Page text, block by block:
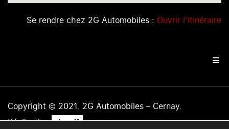
Se rendre chez 2G Automobiles : Ouvrir l’itinéraire
Copyright © 2021. 2G Automobiles – Cernay.
Réalisation .level1